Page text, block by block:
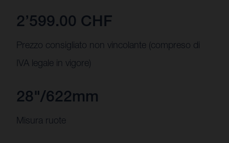
2’599.00 CHF
Prezzo consigliato non vincolante (compreso di
IVA legale in vigore)
28"/622mm
Misura ruote